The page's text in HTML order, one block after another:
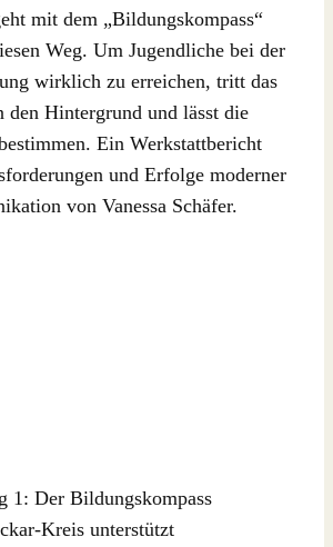
mit dem „Bildungskompass“
Weg. Um Jugendliche bei der
wirklich zu erreichen, tritt das
den Hintergrund und lässt die
Ein Werkstattbericht
und Erfolge moderner
von Vanessa Schäfer.
1: Der Bildungskompass
Kreis unterstützt